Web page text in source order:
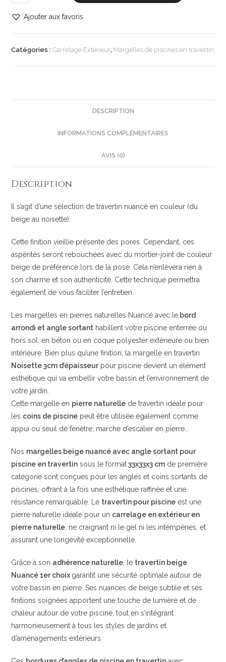
Ajouter aux favoris
Catégories :Carrelage Extérieur, Margelles de piscines en travertin
DESCRIPTION
INFORMATIONS COMPLÉMENTAIRES
AVIS (0)
Description
Il s’agit d’une sélection de travertin nuancé en couleur (du
beige au noisette).
Cette finition vieillie présente des pores. Cependant, ces
aspérités seront rebouchées avec du mortier-joint de couleur
beige de préférence lors de la pose. Cela n’enlèvera rien à
son charme et son authenticité. Cette technique permettra
également de vous faciliter l’entretien.
Les margelles en pierres naturelles Nuancé avec le bord
arrondi et angle sortant habillent votre piscine enterrée ou
hors sol, en béton ou en coque polyester extérieure ou bien
intérieure. Bien plus qu’une finition, la margelle en travertin
Noisette 3cm d’épaisseurpour piscine devient un élément
esthétique qui va embellir votre bassin et l’environnement de
votre jardin.
Cette margelle en pierre naturelle de travertin idéale pour
les coins de piscine peut être utilisée également comme
appui ou seuil de fenêtre, marche d’escalier en pierre…
Nos margelles beige nuancé avec angle sortant pour
piscine en travertin sous le format33x33x3 cm de première
catégorie sont conçues pour les angles et coins sortants de
piscines, offrant à la fois une esthétique raffinée et une
résistance remarquable. Le travertin pour piscine est une
pierre naturelle idéale pour un carrelage en extérieur en
pierre naturelle, ne craignant ni le gel ni les intempéries, et
assurant une longévité exceptionnelle.
Grâce à son adhérence naturelle, le travertin beige
Nuancé 1er choix garantit une sécurité optimale autour de
votre bassin en pierre. Ses nuances de beige subtile et ses
finitions soignées apportent une touche de lumière et de
chaleur autour de votre piscine, tout en s’intégrant
harmonieusement à tous les styles de jardins et
d’aménagements extérieurs.